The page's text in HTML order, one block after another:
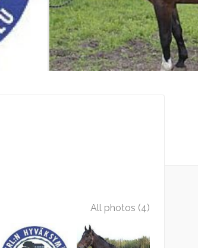
All photos (4)